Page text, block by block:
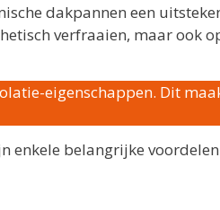
dakpannen een
verfraaien, maar ook
eigenschappen. Dit
enkele belangrijke